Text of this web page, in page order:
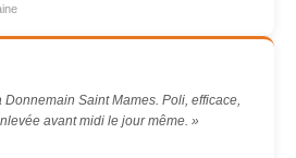
Saint Mames. Poli, efficace,
avant midi le jour même. »